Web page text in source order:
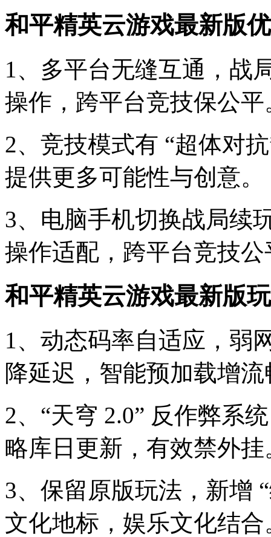
和平精英云游戏最新版
1、多平台无缝互通，战
操作，跨平台竞技保公平
2、竞技模式有 “超体对
提供更多可能性与创意。
3、电脑手机切换战局续
操作适配，跨平台竞技公
和平精英云游戏最新版
1、动态码率自适应，弱
降延迟，智能预加载增流
2、“天穹 2.0” 反作弊系
略库日更新，有效禁外挂
3、保留原版玩法，新增
文化地标，娱乐文化结合